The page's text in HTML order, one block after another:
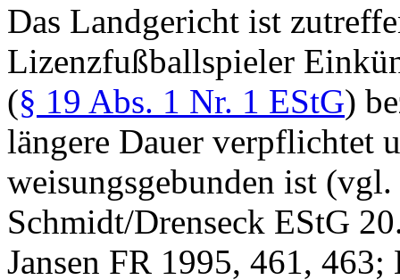
Das Landgericht ist
Lizenzfußballspieler
(§ 19 Abs. 1 Nr. 1 EStG)
längere Dauer verpflichtet
weisungsgebunden ist
Schmidt/Drenseck EStG
Jansen FR 1995, 461,